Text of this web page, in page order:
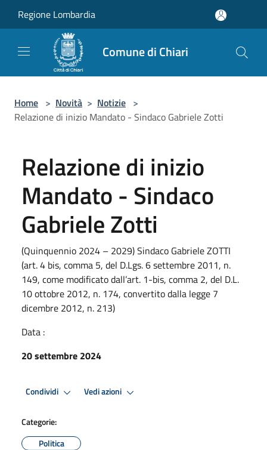
Regione Lombardia
Comune di Chiari
Home > Novità > Notizie >
Relazione di inizio Mandato - Sindaco Gabriele Zotti
Relazione di inizio
Mandato - Sindaco
Gabriele Zotti
(Quinquennio 2024 – 2029) Sindaco Gabriele ZOTTI
(art. 4 bis, comma 5, del D.Lgs. 6 settembre 2011, n.
149, come modificato dall’art. 1-bis, comma 2, del D.L.
10 ottobre 2012, n. 174, convertito dalla legge 7
dicembre 2012, n. 213)
Data :
20 settembre 2024
Condividi Vedi azioni
Categorie:
Politica